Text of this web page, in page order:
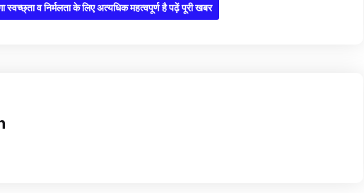
स्वच्छ्ता व निर्मलता के लिए अत्यधिक महत्वपूर्ण है पढ़ें पूरी खबर